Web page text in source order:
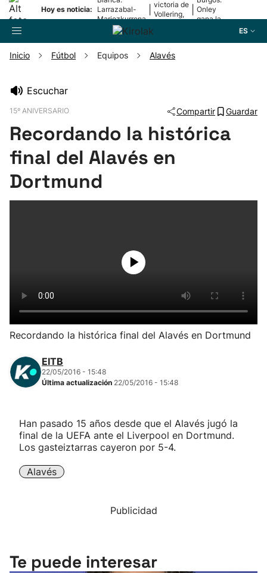
Hoy es noticia:
Larrazabal-
Mariezkurrena
II, a la final
victoria de
Vollering,
Onley
gana la
ES
Pelota
Remo
Atletismo
Carreras de montaña
Más deportes
"Helmuga"
Inicio Fútbol Equipos Alavés
Escuchar
15º ANIVERSARIO Compartir Guardar
Recordando la histórica
final del Alavés en
Dortmund
Recordando la histórica final del Alavés en Dortmund
EITB
22/05/2016 - 15:48
Última actualización 22/05/2016 - 15:48
Han pasado 15 años desde que el Alavés jugó la
final de la UEFA ante el Liverpool en Dortmund.
Los gasteiztarras cayeron por 5-4.
Alavés
Publicidad
Te puede interesar